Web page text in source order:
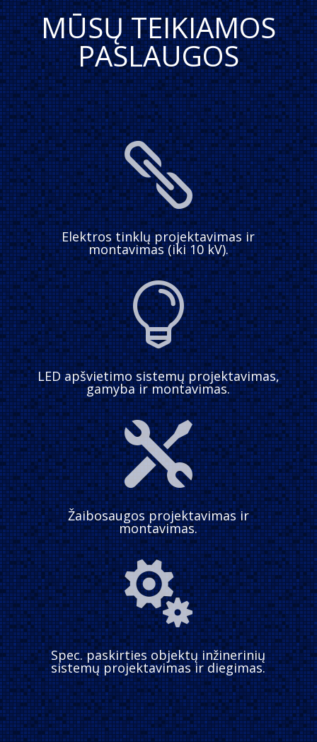
MŪSŲ TEIKIAMOS
PASLAUGOS

Elektros tinklų projektavimas ir
montavimas (iki 10 kV).

LED apšvietimo sistemų projektavimas,
gamyba ir montavimas.

Žaibosaugos projektavimas ir
montavimas.

Spec. paskirties objektų inžinerinių
sistemų projektavimas ir diegimas.